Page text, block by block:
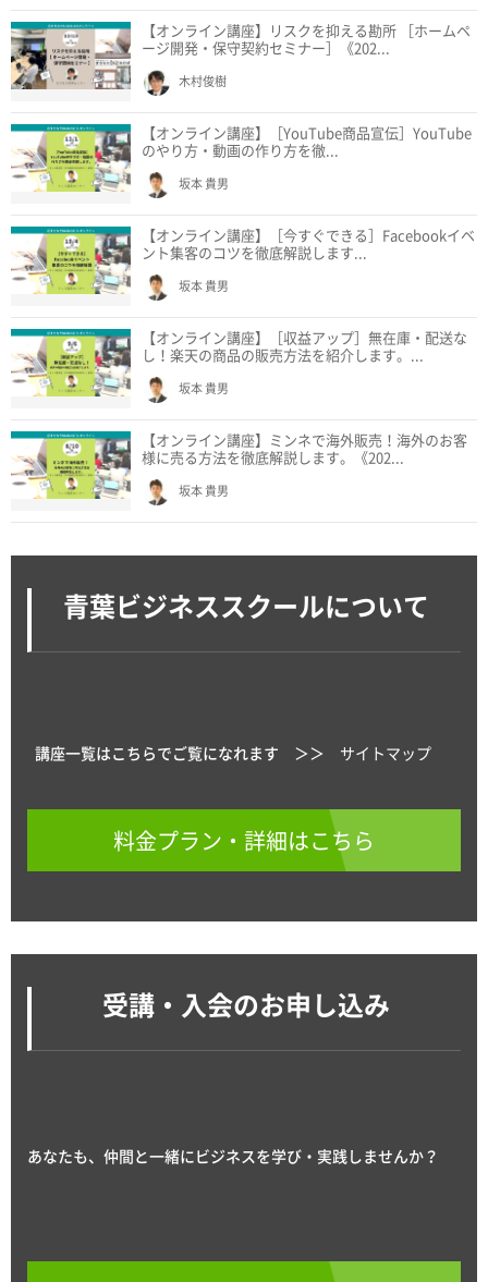
【オンライン講座】リスクを抑える勘所 ［ホームペ
ージ開発・保守契約セミナー］《202...
木村俊樹
【オンライン講座】［YouTube商品宣伝］YouTube
のやり方・動画の作り方を徹...
坂本 貴男
【オンライン講座】［今すぐできる］Facebookイベ
ント集客のコツを徹底解説します...
坂本 貴男
【オンライン講座】［収益アップ］無在庫・配送な
し！楽天の商品の販売方法を紹介します。...
坂本 貴男
【オンライン講座】ミンネで海外販売！海外のお客
様に売る方法を徹底解説します。《202...
坂本 貴男
青葉ビジネススクールについて
講座一覧はこちらでご覧になれます ＞＞ サイトマップ
料金プラン・詳細はこちら
受講・入会のお申し込み
あなたも、仲間と一緒にビジネスを学び・実践しませんか？